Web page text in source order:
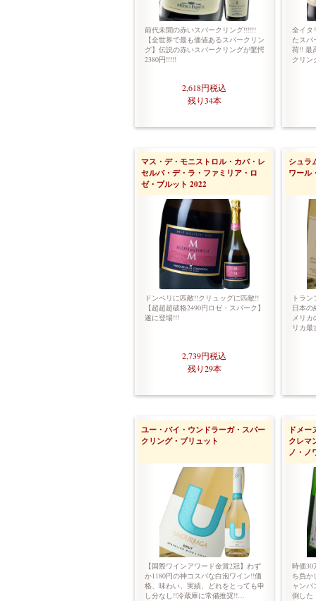
前代未聞の赤いスパークリング!!!!!!
【全世界で最も価値あるスパークリン
グ】伝説の赤いスパークリングが驚愕
2380円!!!!!
2,618円税込
残り34本
全イタ
たスパ
荷!! 最
クリ
マス・デ・モニストロル・カバ・レ
セルバ・デ・ラ・ファミリア・ロ
ゼ・ブルット 2022
ドンペリに匹敵!!クリュッグに匹敵!!
【超超超破格2490円ロゼ・スパーク】
遂に登場!!!
2,739円税込
残り29本
シュラ
ワール
トラ
日本の
メリ
リカ
ユー・バイ・ウンドラーガ・スパー
クリング・ブリュット
【国際ワインアワード金賞2冠】わず
か1180円の神コスパな白泡ワイン!!価
格、味わい、実績、どれをとっても申
し分なし!!冷蔵庫に常備推奨!!…
ドメ
クレマ
ノ・ノ
時価30
ち負か
ャンパ
倒した